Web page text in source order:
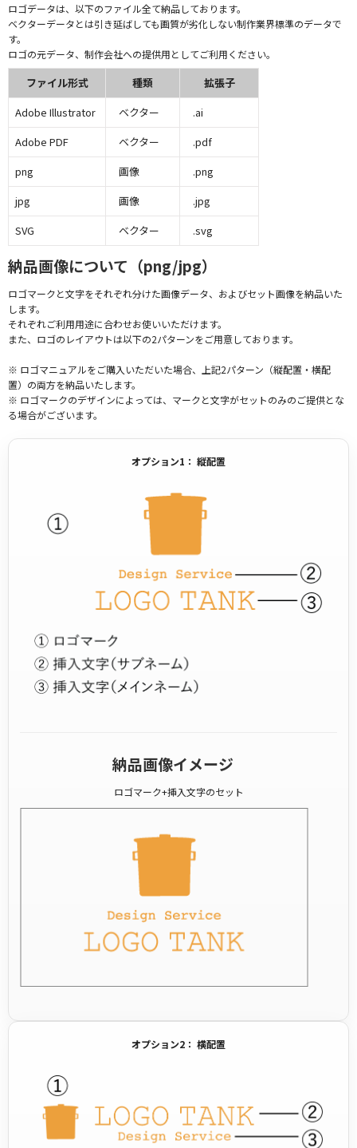
ロゴデータは、以下のファイル全て納品しております。
ベクターデータとは引き延ばしても画質が劣化しない制作業界標準のデータで
す。
ロゴの元データ、制作会社への提供用としてご利用ください。
ファイル形式 種類
拡張子
Adobe Illustrator
ベクター
.ai
Adobe PDF
ベクター
.pdf
png
画像
.png
jpg
画像
.jpg
SVG
ベクター .svg
納品画像について（png/jpg）
ロゴマークと文字をそれぞれ分けた画像データ、およびセット画像を納品いた
します。
それぞれご利用用途に合わせお使いいただけます。
また、ロゴのレイアウトは以下の2パターンをご用意しております。
※ ロゴマニュアルをご購入いただいた場合、上記2パターン（縦配置・横配
置）の両方を納品いたします。
※ ロゴマークのデザインによっては、マークと文字がセットのみのご提供とな
る場合がございます。
オプション1： 縦配置
納品画像イメージ
ロゴマーク+挿入文字のセット
オプション2： 横配置